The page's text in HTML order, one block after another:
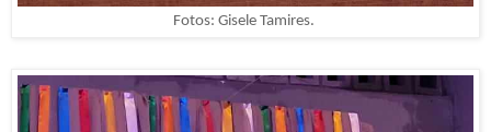
Fotos: Gisele Tamires.